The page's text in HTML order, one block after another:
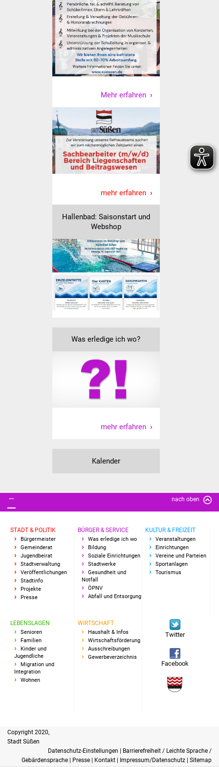
Erlebnisregion
Schwäbischer Albtrauf
Route der
Industriekultur
Senioren
Stadtseniorenrat
Sommerwochen für
Ältere
Seniorenwohn- und
Pflegeheim
Familien
Familientreff
Kinder und Jugendliche
Schülerferienprogramm
Freundeskreis Asyl
Wohnen
Haushalt & Infos
Wirtschaftsförderung
Gewerbeimmobilien
IKG Auen
Europaweite
Ausschreibung
Gewerbe - Selbsteintrag
Mehr erfahren
mehr erfahren
Hallenbad: Saisonstart und
Webshop
Was erledige ich wo?
mehr erfahren
Kalender
nach oben
STADT & POLITIK
Bürgermeister
Gemeinderat
Jugendbeirat
Stadtverwaltung
Veröffentlichungen
Stadtinfo
Projekte
Presse
BÜRGER & SERVICE
Was erledige ich wo
Bildung
Soziale Einrichtungen
Stadtwerke
Gesundheit und
Notfall
ÖPNV
Abfall und Entsorgung
KULTUR & FREIZEIT
Veranstaltungen
Einrichtungen
Vereine und Parteien
Sportanlagen
Tourismus
LEBENSLAGEN
Senioren
Familien
Kinder und
Jugendliche
Migration und
Integration
Wohnen
WIRTSCHAFT
Haushalt & Infos
Wirtschaftsförderung
Ausschreibungen
Gewerbeverzeichnis
Twitter
Facebook
Copyright 2020,
Stadt Süßen
Datenschutz-Einstellungen
Barrierefreiheit / Leichte Sprache /
Gebärdensprache
Presse Kontakt Impressum/Datenschutz Sitemap